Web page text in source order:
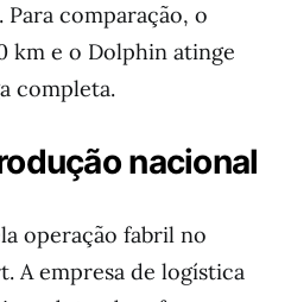
comparação, o
km e o Dolphin atinge
completa.
nacional
operação fabril no
A empresa de logística